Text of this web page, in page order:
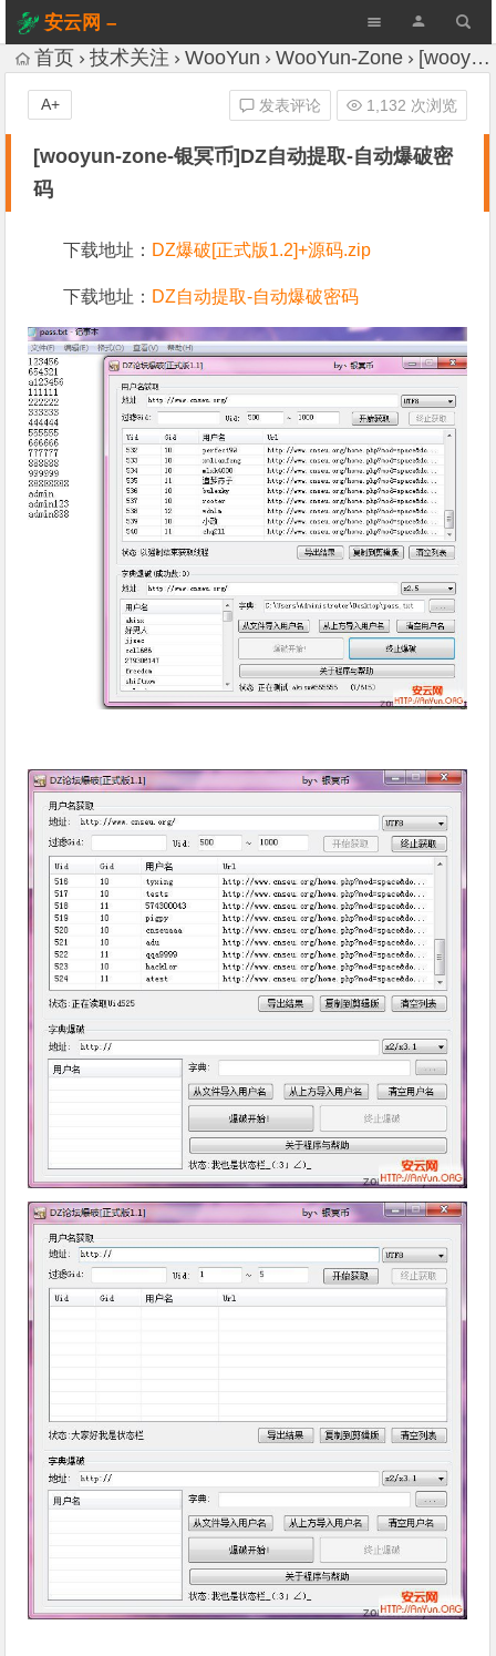
安云网 –
AnYun.ORG
首页 技术关注 WooYun WooYun-Zone [wooyun-zone-银冥币]DZ自动提取-自动爆破密码
[wooyun-zone-银冥币]DZ自动提取-自动爆破密
码
发表评论 1,132 次浏览
A+
下载地址： DZ爆破[正式版1.2]+源码.zip
下载地址： DZ自动提取-自动爆破密码